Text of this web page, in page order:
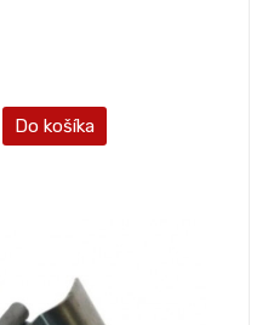
Do košíka